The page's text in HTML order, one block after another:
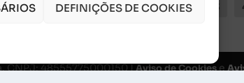
DEFINIÇÕES DE COOKIES
1 2 3
CNPJ: 48555775000150 |Aviso de Cookiese